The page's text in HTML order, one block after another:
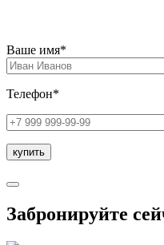
Ваше имя*
Телефон*
Забронируйте